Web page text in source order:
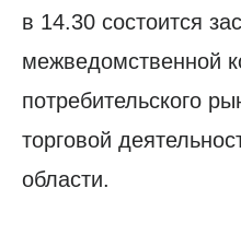
в 14.30 состоится
межведомственной
потребительского
торговой
области.